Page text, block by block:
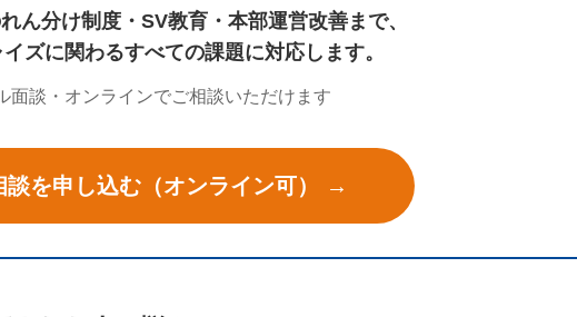
ん分け制度・SV教育・本部運営改善まで、
ズに関わるすべての課題に対応します。
面談・オンラインでご相談いただけます
談を申し込む（オンライン可） →